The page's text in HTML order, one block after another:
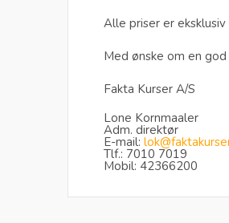
Alle priser er eksklusiv
Med ønske om en god
Fakta Kurser A/S
Lone Kornmaaler
Adm. direktør
E-mail:
Tlf.: 7010 7019
Mobil: 42366200